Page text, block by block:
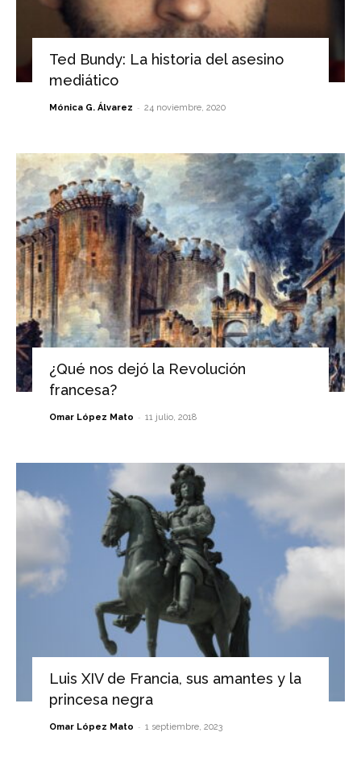
Ted Bundy: La historia del asesino
mediático
Mónica G. Álvarez - 24 noviembre, 2020
¿Qué nos dejó la Revolución
francesa?
Omar López Mato - 11 julio, 2018
Luis XIV de Francia, sus amantes y la
princesa negra
Omar López Mato - 1 septiembre, 2023